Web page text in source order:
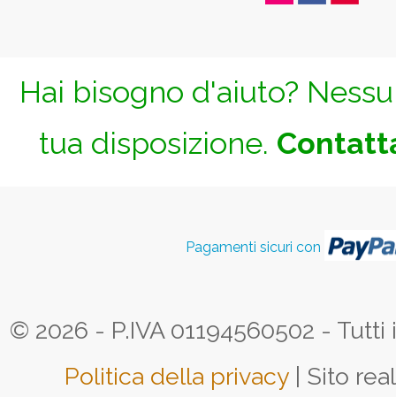
Hai bisogno d'aiuto?
tua disposizione.
Pagamenti sicuri con
© 2026 - P.IVA 01194560502 -
Politica della privacy | Sito